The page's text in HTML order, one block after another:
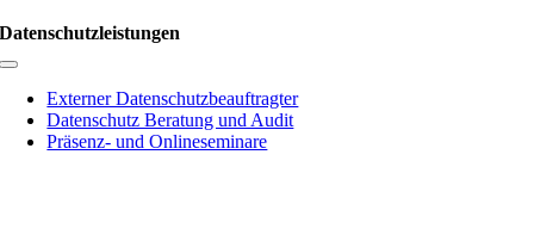
Datenschutzleistungen
Toggle
NavigationExterner Datenschutzbeauftragter
Datenschutz Beratung und Audit
Präsenz- und Onlineseminare